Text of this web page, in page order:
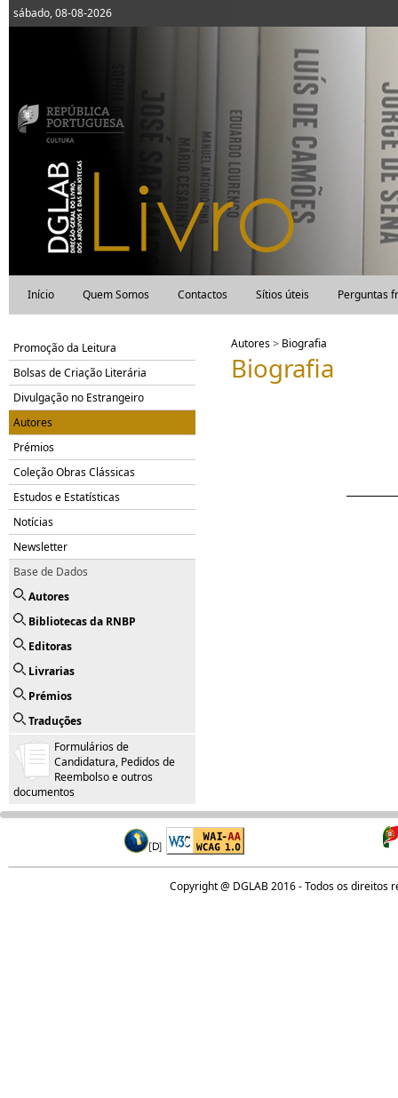
sábado, 08-08-2026
Início Quem Somos Contactos Sítios úteis Perguntas
Promoção da Leitura
Bolsas de Criação Literária
Divulgação no Estrangeiro
Autores
Prémios
Coleção Obras Clássicas
Estudos e Estatísticas
Notícias
Newsletter
Base de Dados
Autores
Bibliotecas da RNBP
Editoras
Livrarias
Prémios
Traduções
Formulários de
Candidatura, Pedidos de
Reembolso e outros
documentos
Autores> Biografia
Biografia
Copyright @ DGLAB 2016 - Todos os